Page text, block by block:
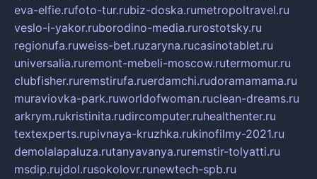
eva-elfie.rufoto-tur.rubiz-doska.rumetropoltravel.ru
veslo-i-yakor.ruborodino-media.rurostotsky.ru
regionufa.ruweiss-bet.ruzaryna.rucasinotablet.ru
universalia.ruremont-mebeli-moscow.rutermomur.ru
clubfisher.ruremstirufa.ruerdamchi.rudoramamama.ru
muraviovka-park.ruworldofwoman.ruclean-dreams.ru
arkrym.rukristinita.rudircomputer.ruhealthenter.ru
textexperts.rupivnaya-kruzhka.rukinofilmy-2021.ru
demolalapaluza.rutanyavanya.ruremstir-tolyatti.ru
msdip.rujdol.rusokolovr.runewtech-spb.ru